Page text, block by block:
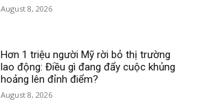
August 8, 2026
Hơn 1 triệu người Mỹ rời bỏ thị trường
lao động: Điều gì đang đẩy cuộc khủng
hoảng lên đỉnh điểm?
August 8, 2026